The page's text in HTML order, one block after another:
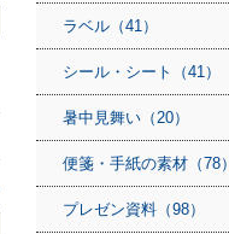
ラベル（41）
シール・シート（41）
暑中見舞い（20）
便箋・手紙の素材（78）
プレゼン資料（98）